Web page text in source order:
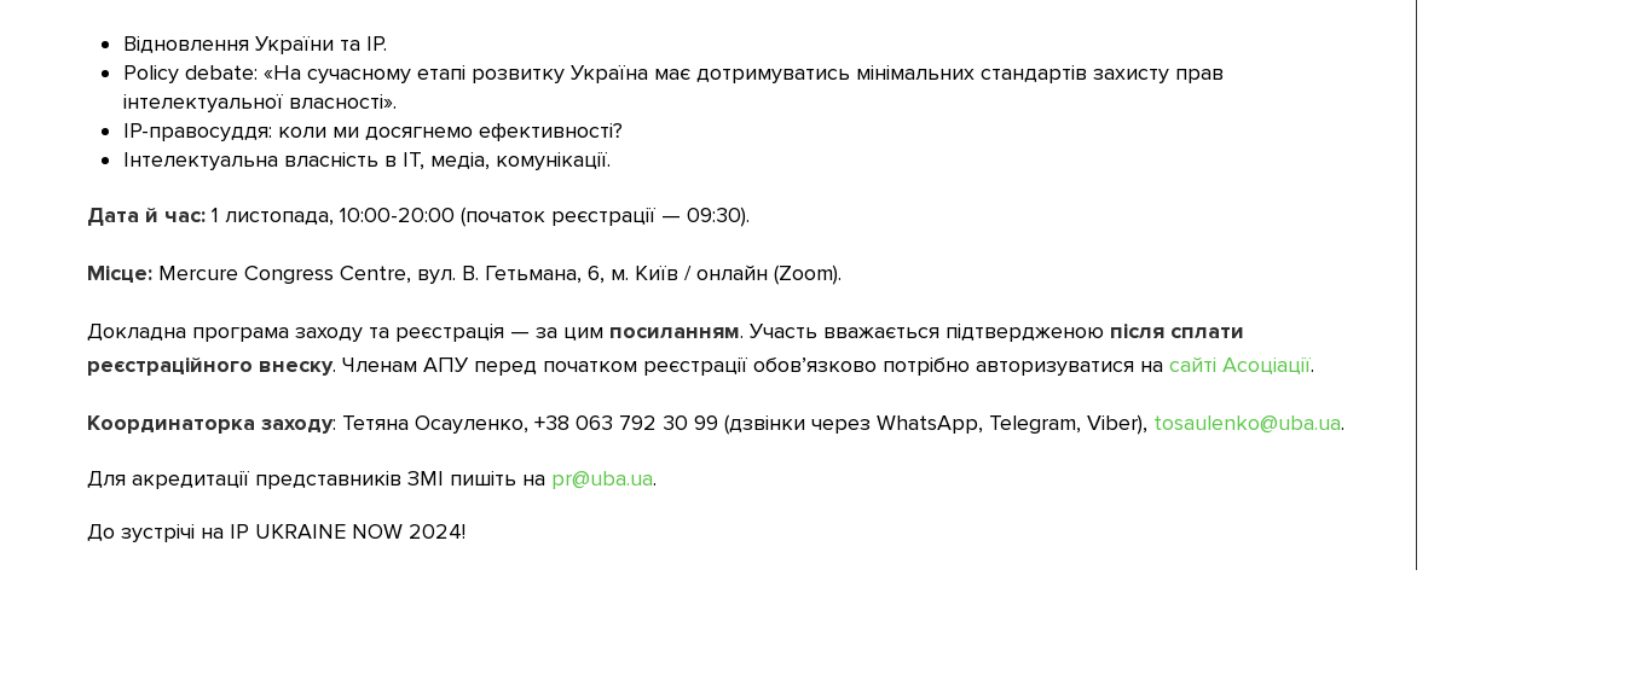
Відновлення України та ІР.
Policy debate: «На сучасному етапі розвитку Україна має дотримуватись мінімальних стандартів захисту прав
інтелектуальної власності».
IP-правосуддя: коли ми досягнемо ефективності?
Інтелектуальна власність в ІТ, медіа, комунікації.
Дата й час: 1 листопада, 10:00-20:00 (початок реєстрації — 09:30).
Місце: Mercure Congress Сentre, вул. В. Гетьмана, 6, м. Київ / онлайн (Zoom).
Докладна програма заходу та реєстрація — за цим посиланням. Участь вважається підтвердженою після сплати
реєстраційного внеску. Членам АПУ перед початком реєстрації обов’язково потрібно авторизуватися на сайті Асоціації.
Координаторка заходу: Тетяна Осауленко, +38 063 792 30 99 (дзвінки через WhatsApp, Telegram, Viber), tosaulenko@uba.ua.
Для акредитації представників ЗМІ пишіть на pr@uba.ua.
До зустрічі на IP UKRAINE NOW 2024!